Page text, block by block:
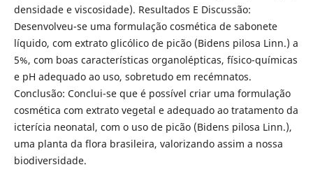
densidade e viscosidade). Resultados E Discussão:
Desenvolveu-se uma formulação cosmética de sabonete
líquido, com extrato glicólico de picão (Bidens pilosa Linn.) a
5%, com boas características organolépticas, físico-químicas
e pH adequado ao uso, sobretudo em recémnatos.
Conclusão: Conclui-se que é possível criar uma formulação
cosmética com extrato vegetal e adequado ao tratamento da
icterícia neonatal, com o uso de picão (Bidens pilosa Linn.),
uma planta da flora brasileira, valorizando assim a nossa
biodiversidade.